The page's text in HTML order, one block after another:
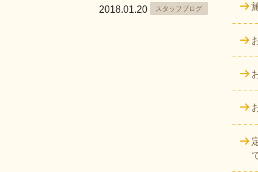
2018.01.20 スタッフブログ